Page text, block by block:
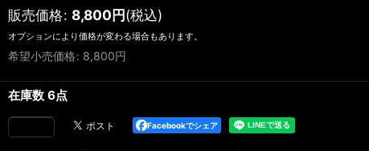
販売価格: 8,800円(税込)
オプションにより価格が変わる場合もあります。
希望小売価格: 8,800円
在庫数 6点
Facebookでシェア